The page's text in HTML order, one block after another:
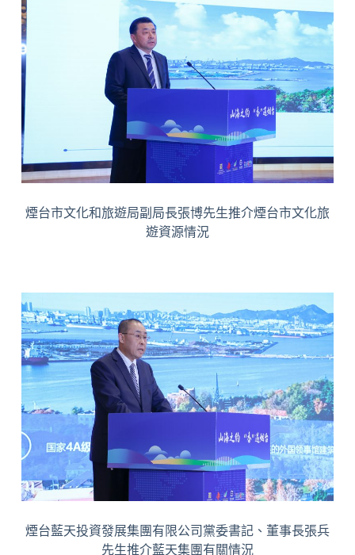
煙台市文化和旅遊局副局長張博先生推介煙台市文化旅
遊資源情況
煙台藍天投資發展集團有限公司黨委書記、董事長張兵
先生推介藍天集團有關情況